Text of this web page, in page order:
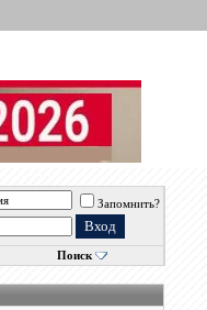
Запомнить?
Поиск